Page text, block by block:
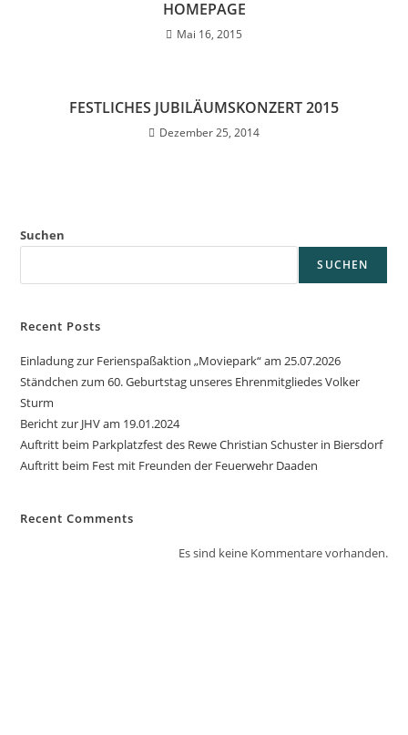
HOMEPAGE
Mai 16, 2015
FESTLICHES JUBILÄUMSKONZERT 2015
Dezember 25, 2014
Suchen
SUCHEN
Recent Posts
Einladung zur Ferienspaßaktion „Moviepark“ am 25.07.2026
Ständchen zum 60. Geburtstag unseres Ehrenmitgliedes Volker
Sturm
Bericht zur JHV am 19.01.2024
Auftritt beim Parkplatzfest des Rewe Christian Schuster in Biersdorf
Auftritt beim Fest mit Freunden der Feuerwehr Daaden
Recent Comments
Es sind keine Kommentare vorhanden.